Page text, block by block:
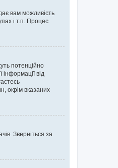
вам можливість
і т.п. Процес
потенційно
від
окрім вказаних
Зверніться за